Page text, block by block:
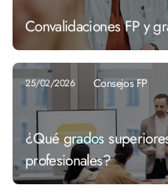
Convalidaciones FP y
25/02/2026 Consejos FP
¿Qué grados
profesionales?